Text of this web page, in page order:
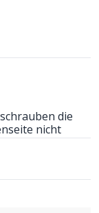
die
nicht
nur
bei montierten